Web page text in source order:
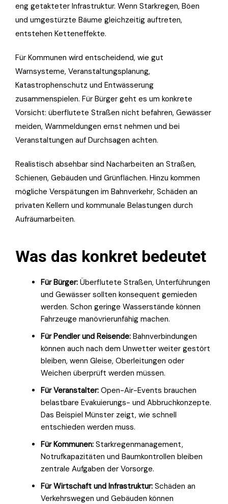
eng getakteter Infrastruktur. Wenn Starkregen, Böen
und umgestürzte Bäume gleichzeitig auftreten,
entstehen Ketteneffekte.
Für Kommunen wird entscheidend, wie gut
Warnsysteme, Veranstaltungsplanung,
Katastrophenschutz und Entwässerung
zusammenspielen. Für Bürger geht es um konkrete
Vorsicht: überflutete Straßen nicht befahren, Gewässer
meiden, Warnmeldungen ernst nehmen und bei
Veranstaltungen auf Durchsagen achten.
Realistisch absehbar sind Nacharbeiten an Straßen,
Schienen, Gebäuden und Grünflächen. Hinzu kommen
mögliche Verspätungen im Bahnverkehr, Schäden an
privaten Kellern und kommunale Belastungen durch
Aufräumarbeiten.
Was das konkret bedeutet
Für Bürger: Überflutete Straßen, Unterführungen
und Gewässer sollten konsequent gemieden
werden. Schon geringe Wasserstände können
Fahrzeuge manövrierunfähig machen.
Für Pendler und Reisende: Bahnverbindungen
können auch nach dem Unwetter weiter gestört
bleiben, wenn Gleise, Oberleitungen oder
Weichen überprüft werden müssen.
Für Veranstalter: Open-Air-Events brauchen
belastbare Evakuierungs- und Abbruchkonzepte.
Das Beispiel Münster zeigt, wie schnell
entschieden werden muss.
Für Kommunen: Starkregenmanagement,
Notrufkapazitäten und Baumkontrollen bleiben
zentrale Aufgaben der Vorsorge.
Für Wirtschaft und Infrastruktur: Schäden an
Verkehrswegen und Gebäuden können